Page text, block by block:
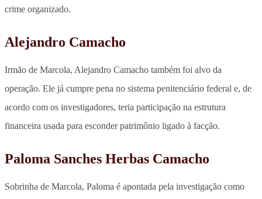
crime organizado.
Alejandro Camacho
Irmão de Marcola, Alejandro Camacho também foi alvo da
operação. Ele já cumpre pena no sistema penitenciário federal e, de
acordo com os investigadores, teria participação na estrutura
financeira usada para esconder patrimônio ligado à facção.
Paloma Sanches Herbas Camacho
Sobrinha de Marcola, Paloma é apontada pela investigação como